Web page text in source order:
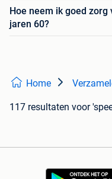
Hoe neem ik goed
jaren 60?
Home
117 resultaten voor